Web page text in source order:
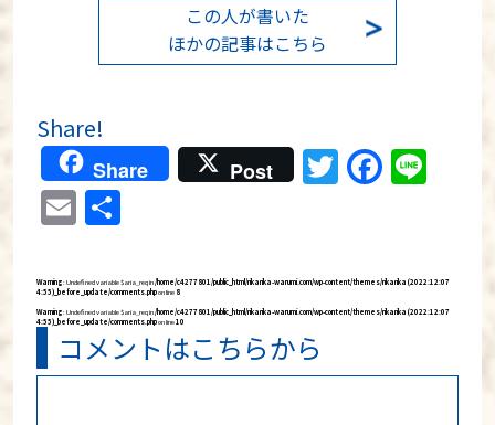
この人が書いた
ほかの記事はこちら
Share!
Share Post Twitter
Email
Warning: Undefined variable $aria_req in/home/c4277801/public_html/rikarika-warumi.com/wp-content/themes/rikarika (2022:12:07
4:55)_before_update/comments.phpon line 8
Warning: Undefined variable $aria_req in/home/c4277801/public_html/rikarika-warumi.com/wp-content/themes/rikarika (2022:12:07
4:55)_before_update/comments.phpon line10
コメントはこちらから